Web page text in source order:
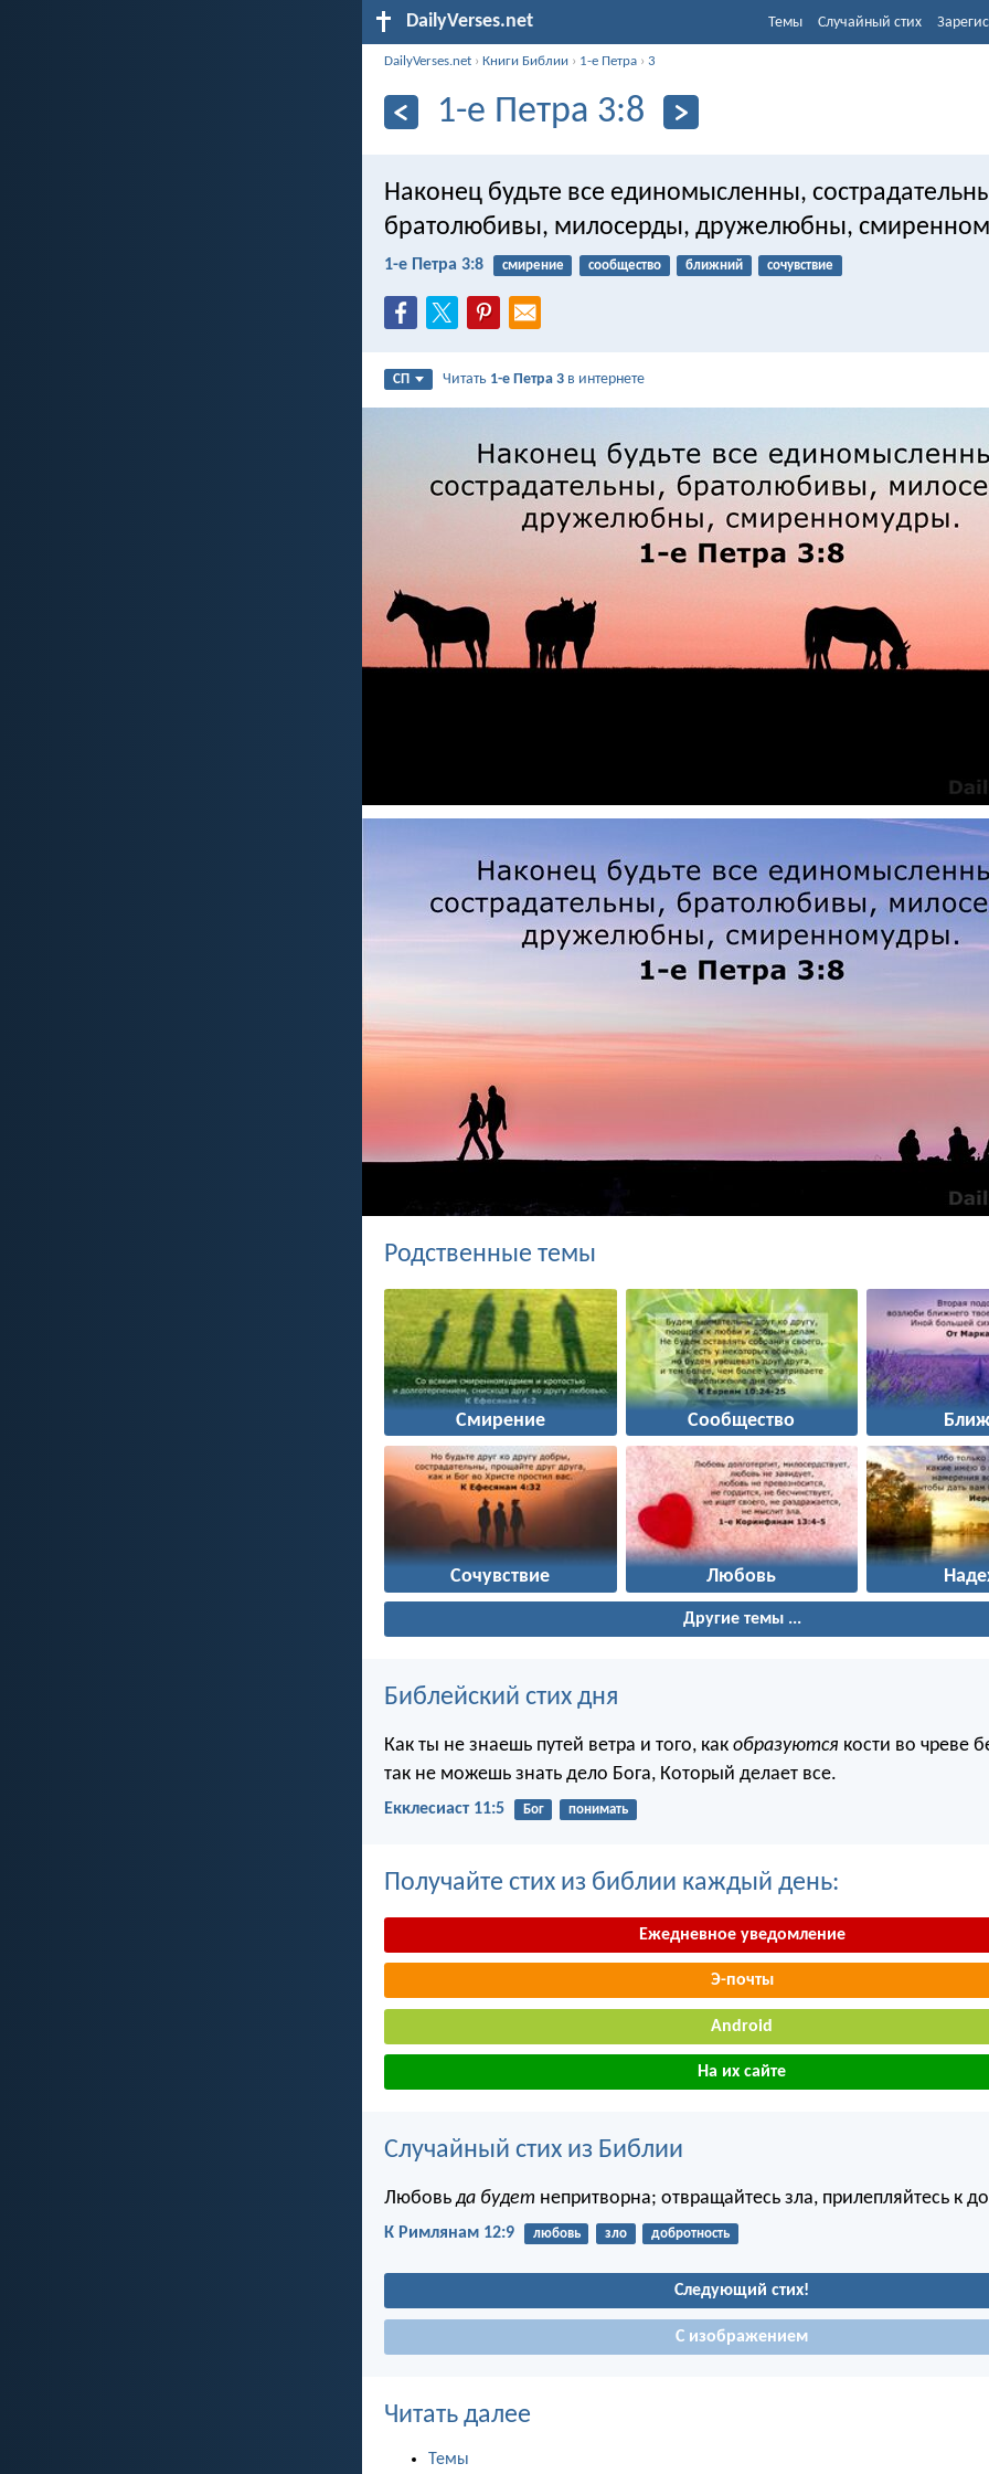
DailyVerses.net Темы Случайный стих
DailyVerses.net ›Книги Библии › 1-е Петра ›3
1-е Петра 3:8
Наконец будьте все единомысленны,
братолюбивы, милосерды, дружелюбны,
1-е Петра 3:8 смирение сообщество ближний сочувствие
СП Читать 1-е Петра 3 в интернете
Родственные темы
Смирение Сообщество
Сочувствие Любовь
Другие темы ...
Библейский стих дня
Как ты не знаешь путей ветра и того, как образуются кости во чреве
так не можешь знать дело Бога, Который делает все.
Екклесиаст 11:5 Бог понимать
Получайте стих из библии каждый день:
Ежедневное уведомление
Э-почты
Android
На их сайте
Случайный стих из Библии
Любовь да будет непритворна; отвращайтесь зла, прилепляйтесь к
К Римлянам 12:9 любовь зло добротность
Следующий стих!
С изображением
Читать далее
Темы